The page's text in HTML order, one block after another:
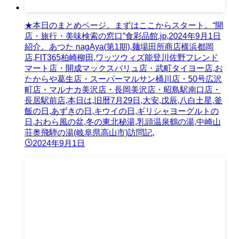
★本日のまとめページ。まずはここからスタート。“開
店・旅行・美味検索の窓口”食彩品館.jp,2024年9月1日
紹介。あつた nagAya(第1期),麺場田所商店横浜都岡
店,FIT365柏崎柳田,ワッツウィズ能登川佐野フレンド
マート店・開成マックスバリュ店・武町タイヨー店,お
たからや葛生店・スーパーマルサン桶川店・50号広沢
町店・マルナカ美沢店・長岡美沢店・昭島駅南口店・
長居駅前店,本日は,旧暦7月29日,大安,戊辰,八白土星,釜
飯の日,あずきの日,キウイの日,ギリシャヨーグルトの
日,おわら風の盆,冬の東北秘湯,乳頭温泉鶴の湯,中崎山
荘奥飛騨の湯(岐阜県高山市)訪問記,
2024年9月1日